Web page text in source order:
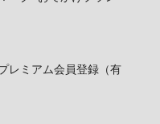
レミアム会員登録（有